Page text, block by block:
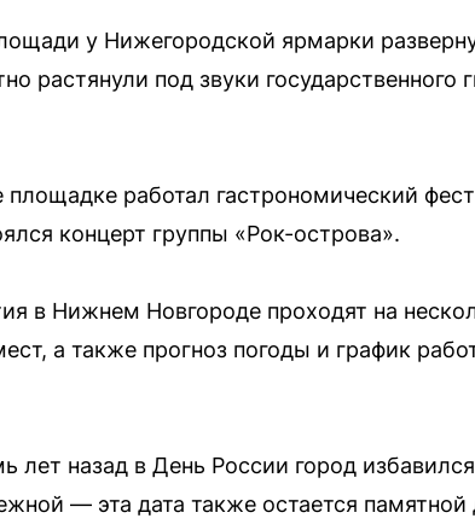
у Нижегородской ярмарки
растянули под звуки государственного
работал гастрономический
концерт группы «Рок-острова».
в Нижнем Новгороде проходят на
а также прогноз погоды и график
лет назад в День России город
— эта дата также остается памятной